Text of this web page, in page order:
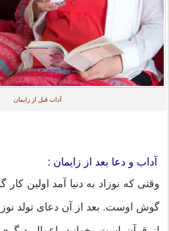
آداب قبل از زایمان
آداب و دعا بعد از زایمان :
وقتی که نوزاد به دنیا آمد اولین کار
گوش اوست. بعد از آن دعای تولد